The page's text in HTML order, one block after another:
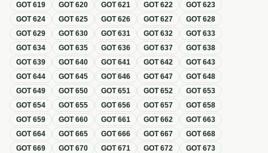
GOT619 GOT620 GOT621 GOT622 GOT623
GOT624 GOT625 GOT626 GOT627 GOT628
GOT629 GOT630 GOT631 GOT632 GOT633
GOT634 GOT635 GOT636 GOT637 GOT638
GOT639 GOT640 GOT641 GOT642 GOT643
GOT644 GOT645 GOT646 GOT647 GOT648
GOT649 GOT650 GOT651 GOT652 GOT653
GOT654 GOT655 GOT656 GOT657 GOT658
GOT659 GOT660 GOT661 GOT662 GOT663
GOT664 GOT665 GOT666 GOT667 GOT668
GOT669 GOT670 GOT671 GOT672 GOT673